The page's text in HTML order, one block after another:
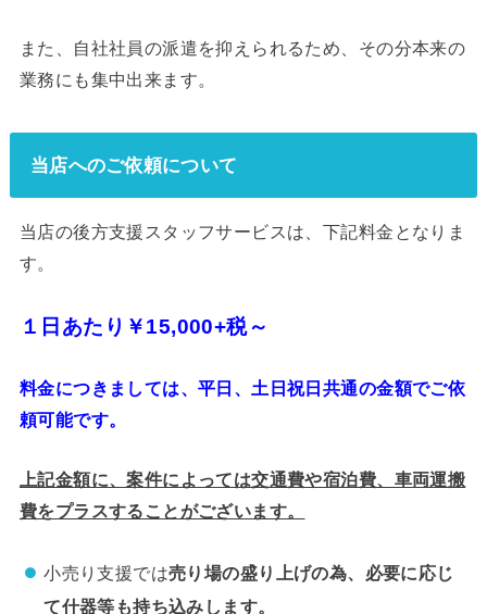
また、自社社員の派遣を抑えられるため、その分本来の
業務にも集中出来ます。
当店へのご依頼について
当店の後方支援スタッフサービスは、下記料金となりま
す。
１日あたり￥15,000+税～
料金につきましては、平日、土日祝日共通の金額でご依
頼可能です。
上記金額に、案件によっては交通費や宿泊費、車両運搬
費をプラスすることがございます。
小売り支援では売り場の盛り上げの為、必要に応じ
て什器等も持ち込みします。